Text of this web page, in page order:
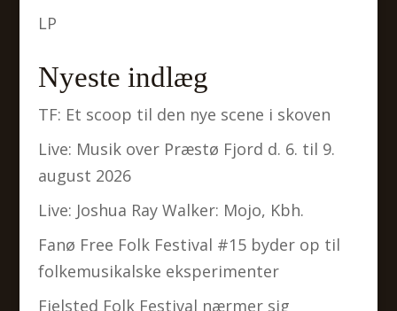
LP
Nyeste indlæg
TF: Et scoop til den nye scene i skoven
Live: Musik over Præstø Fjord d. 6. til 9.
august 2026
Live: Joshua Ray Walker: Mojo, Kbh.
Fanø Free Folk Festival #15 byder op til
folkemusikalske eksperimenter
Fjelsted Folk Festival nærmer sig